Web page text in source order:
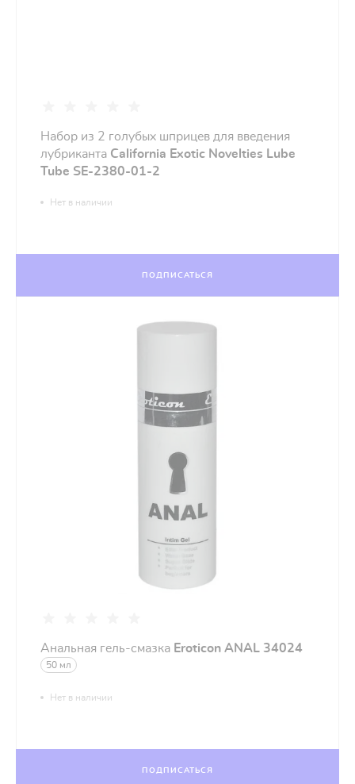
Набор из 2 голубых шприцев для введения
лубриканта California Exotic Novelties Lube
Tube SE-2380-01-2
Нет в наличии
ПОДПИСАТЬСЯ
Анальная гель-смазка Eroticon ANAL 34024
50 мл
Нет в наличии
ПОДПИСАТЬСЯ